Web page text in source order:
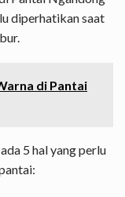
diperhatikan saat
di Pantai
5 hal yang perlu